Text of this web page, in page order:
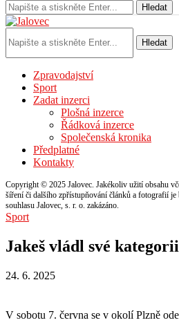
Hledat
Hledat
Zpravodajství
Sport
Zadat inzerci
Plošná inzerce
Řádková inzerce
Společenská kronika
Předplatné
Kontakty
Copyright © 2025 Jalovec. Jakékoliv užití obsahu
šíření či dalšího zpřístupňování článků a fotografií je
souhlasu Jalovec, s. r. o. zakázáno.
Sport
Jakeš vládl své kategorii
24. 6. 2025
V sobotu 7. června se v okolí Plzně